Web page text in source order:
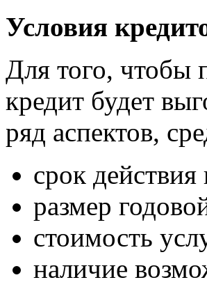
Условия
Для того, чтобы
кредит будет
ряд аспектов,
срок действия
размер
стоимость
наличие